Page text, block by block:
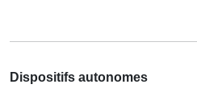
Dispositifs autonomes